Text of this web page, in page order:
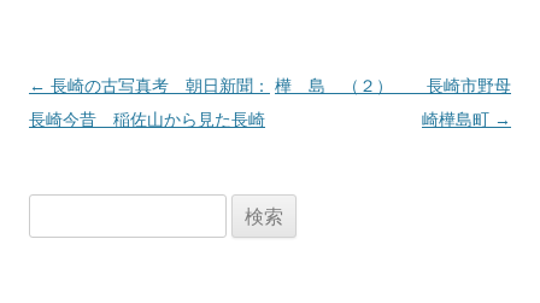
投
稿
← 長崎の古写真考 朝日新聞：
長崎今昔 稲佐山から見た長崎
樺 島 （２） 長崎市野母
崎樺島町 →
索: